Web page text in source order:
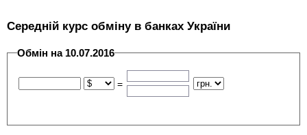
Середній курс обміну в банках України
Обмін на 10.07.2016
=